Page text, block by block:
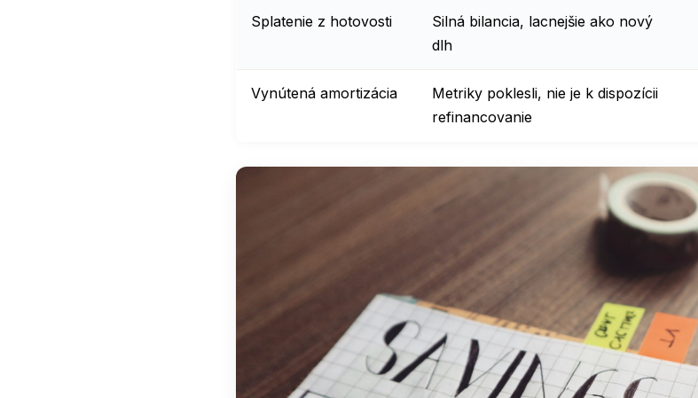
Splatenie z hotovosti
Silná bilancia, lacnejšie ako nový
dlh
Vynútená amortizácia
Metriky poklesli, nie je k dispozícii
refinancovanie